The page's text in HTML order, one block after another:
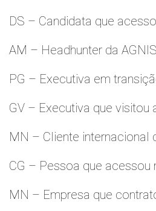
DS – Candidata que
AM – Headhunter da AGNIS
PG – Executiva em
GV – Executiva que visitou
MN – Cliente internacional
CG – Pessoa que acessou
MN – Empresa que